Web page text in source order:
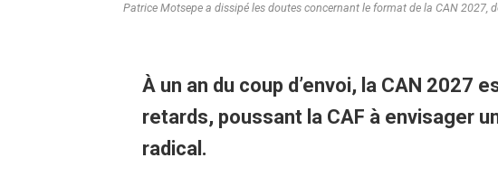
Patrice Motsepe a dissipé les doutes concernant le format de la CAN 2027,
À un an du coup d’envoi, la CAN 2027
retards, poussant la CAF à envisager
radical.